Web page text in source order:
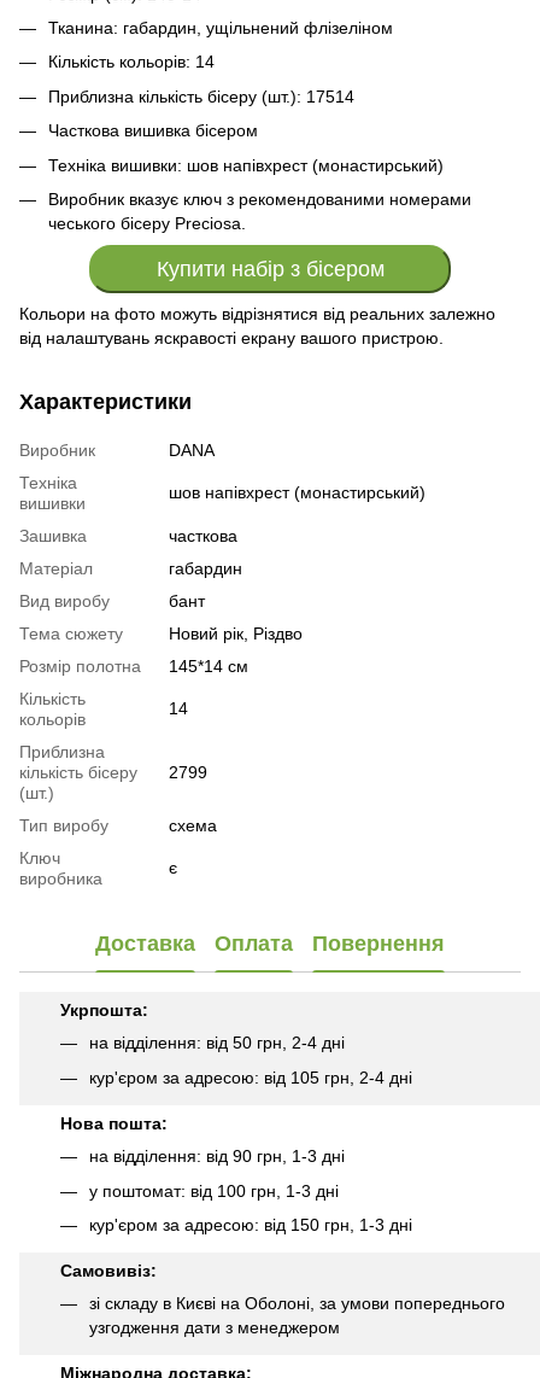
Тканина: габардин, ущільнений флізеліном
Кількість кольорів: 14
Приблизна кількість бісеру (шт.): 17514
Часткова вишивка бісером
Техніка вишивки: шов напівхрест (монастирський)
Виробник вказує ключ з рекомендованими номерами
чеського бісеру Preciosa.
Купити набір з бісером
Кольори на фото можуть відрізнятися від реальних залежно
від налаштувань яскравості екрану вашого пристрою.
Характеристики
Виробник
DANA
Техніка
вишивки
шов напівхрест (монастирський)
Зашивка
часткова
Матеріал
габардин
Вид виробу
бант
Тема сюжету
Новий рік, Різдво
Розмір полотна
145*14 см
Кількість
кольорів
14
Приблизна
кількість бісеру
(шт.)
2799
Тип виробу
схема
Ключ
виробника
є
Доставка Оплата Повернення
Укрпошта:
на відділення: від 50 грн, 2-4 дні
кур'єром за адресою: від 105 грн, 2-4 дні
Нова пошта:
на відділення: від 90 грн, 1-3 дні
у поштомат: від 100 грн, 1-3 дні
кур'єром за адресою: від 150 грн, 1-3 дні
Самовивіз:
зі складу в Києві на Оболоні, за умови попереднього
узгодження дати з менеджером
Міжнародна доставка: